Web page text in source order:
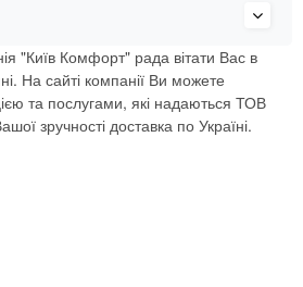
"Київ Комфорт" рада вітати Вас в
На сайті компанії Ви можете
та послугами, які надаються ТОВ
зручності доставка по Україні.